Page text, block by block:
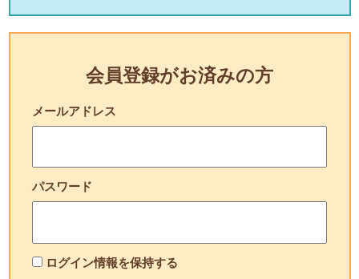
会員登録がお済みの方
メールアドレス
パスワード
ログイン情報を保持する